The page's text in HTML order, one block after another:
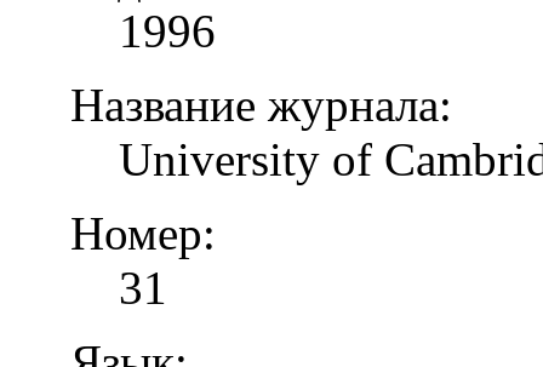
1996
Название журнала:
University of
Номер:
31